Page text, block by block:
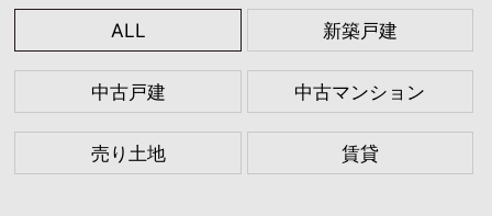
ALL 新築戸建
中古戸建 中古マンション
売り土地 賃貸